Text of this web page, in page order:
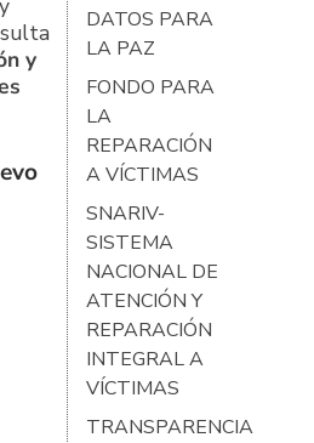
y
DATOS PARA
LA PAZ
FONDO PARA
LA
REPARACIÓN
A VÍCTIMAS
SNARIV-
SISTEMA
NACIONAL DE
ATENCIÓN Y
REPARACIÓN
INTEGRAL A
VÍCTIMAS
TRANSPARENCIA